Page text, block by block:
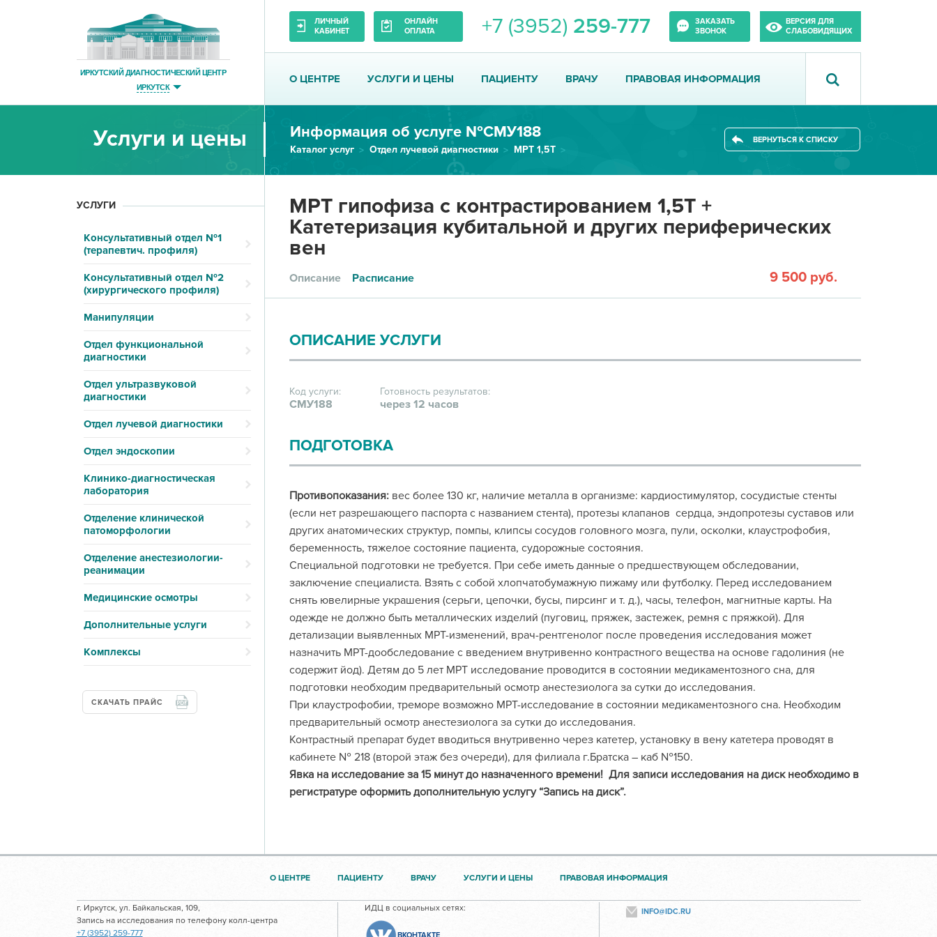
ИРКУТСКИЙ ДИАГНОСТИЧЕСКИЙ ЦЕНТР
ИРКУТСК
ЛИЧНЫЙ
КАБИНЕТ
ОНЛАЙН
ОПЛАТА
+7 (3952) 259-777
ЗАКАЗАТЬ
ЗВОНОК
ВЕРСИЯ ДЛЯ
СЛАБОВИДЯЩИХ
О ЦЕНТРЕ УСЛУГИ И ЦЕНЫ ПАЦИЕНТУ ВРАЧУ ПРАВОВАЯ ИНФОРМАЦИЯ
Услуги и цены Информация об услуге №СМУ188
Каталог услуг Отдел лучевой диагностики
МРТ 1,5Т
ВЕРНУТЬСЯ К СПИСКУ
УСЛУГИ
Консультативный отдел №1
(терапевтич. профиля)
Консультативный отдел №2
(хирургического профиля)
Манипуляции
Отдел функциональной
диагностики
Отдел ультразвуковой
диагностики
Отдел лучевой диагностики
Отдел эндоскопии
Клинико-диагностическая
лаборатория
Отделение клинической
патоморфологии
Отделение анестезиологии-
реанимации
Медицинские осмотры
Дополнительные услуги
Комплексы
СКАЧАТЬ ПРАЙС
МРТ гипофиза с контрастированием 1,5Т +
Катетеризация кубитальной и других периферических
вен
Описание Расписание 9 500 руб.
ОПИСАНИЕ УСЛУГИ
Код услуги:
СМУ188
Готовность результатов:
через 12 часов
ПОДГОТОВКА
Противопоказания: вес более 130 кг, наличие металла в организме: кардиостимулятор, сосудистые стенты
(если нет разрешающего паспорта с названием стента), протезы клапанов сердца, эндопротезы суставов или
других анатомических структур, помпы, клипсы сосудов головного мозга, пули, осколки, клаустрофобия,
беременность, тяжелое состояние пациента, судорожные состояния.
Специальной подготовки не требуется. При себе иметь данные о предшествующем обследовании,
заключение специалиста. Взять с собой хлопчатобумажную пижаму или футболку. Перед исследованием
снять ювелирные украшения (серьги, цепочки, бусы, пирсинг и т. д.), часы, телефон, магнитные карты. На
одежде не должно быть металлических изделий (пуговиц, пряжек, застежек, ремня с пряжкой). Для
детализации выявленных МРТ-изменений, врач-рентгенолог после проведения исследования может
назначить МРТ-дообследование с введением внутривенно контрастного вещества на основе гадолиния (не
содержит йод). Детям до 5 лет МРТ исследование проводится в состоянии медикаментозного сна, для
подготовки необходим предварительный осмотр анестезиолога за сутки до исследования.
При клаустрофобии, треморе возможно МРТ-исследование в состоянии медикаментозного сна. Необходим
предварительный осмотр анестезиолога за сутки до исследования.
Контрастный препарат будет вводиться внутривенно через катетер, установку в вену катетера проводят в
кабинете № 218 (второй этаж без очереди), для филиала г.Братска – каб №150.
Явка на исследование за 15 минут до назначенного времени! Для записи исследования на диск необходимо в
регистратуре оформить дополнительную услугу “Запись на диск”.
О ЦЕНТРЕ ПАЦИЕНТУ ВРАЧУ УСЛУГИ И ЦЕНЫ ПРАВОВАЯ ИНФОРМАЦИЯ
г. Иркутск, ул. Байкальская, 109,
Запись на исследования по телефону колл-центра
+7 (3952) 259-777
ИДЦ в социальных сетях: INFO@IDC.RU